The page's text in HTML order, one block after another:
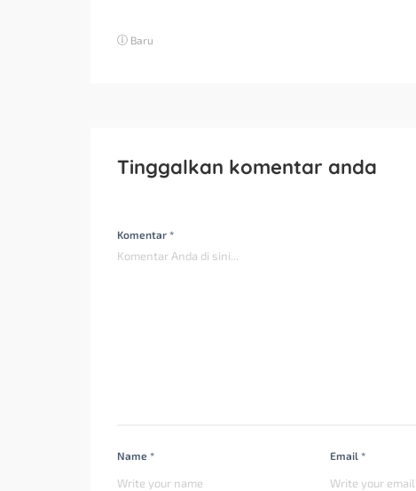
Baru
Tinggalkan komentar anda
Komentar *
Name * Email *